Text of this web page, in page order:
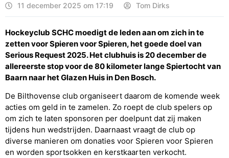
11 december 2025 om 17:19 Tom Dirks
Hockeyclub SCHC moedigt de leden aan om zich in te
zetten voor Spieren voor Spieren, het goede doel van
Serious Request 2025. Het clubhuis is 20 december de
allereerste stop voor de 80 kilometer lange Spiertocht van
Baarn naar het Glazen Huis in Den Bosch.
De Bilthovense club organiseert daarom de komende week
acties om geld in te zamelen. Zo roept de club spelers op
om zich te laten sponsoren per doelpunt dat zij maken
tijdens hun wedstrijden. Daarnaast vraagt de club op
diverse manieren om donaties voor Spieren voor Spieren
en worden sportsokken en kerstkaarten verkocht.